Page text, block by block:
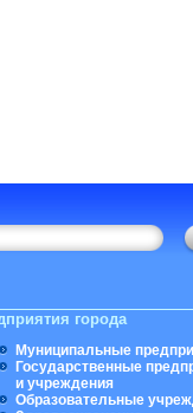
города
Муниципальные
Государственные
и учреждения
Образовательные